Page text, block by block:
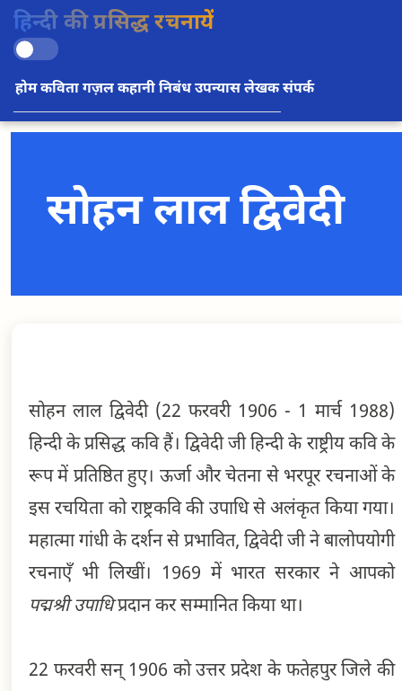
हिन्दी की प्रसिद्ध रचनायें
होमकवितागज़लकहानीनिबंधउपन्यासलेखकसंपर्क
सोहन लाल द्विवेदी
सोहन लाल द्विवेदी (22 फरवरी 1906 - 1 मार्च 1988)
हिन्दी के प्रसिद्ध कवि हैं। द्विवेदी जी हिन्दी के राष्ट्रीय कवि के
रूप में प्रतिष्ठित हुए। ऊर्जा और चेतना से भरपूर रचनाओं के
इस रचयिता को राष्ट्रकवि की उपाधि से अलंकृत किया गया।
महात्मा गांधी के दर्शन से प्रभावित, द्विवेदी जी ने बालोपयोगी
रचनाएँ भी लिखीं। 1969 में भारत सरकार ने आपको
पद्मश्री उपाधिप्रदान कर सम्मानित किया था।
22 फरवरी सन् 1906 को उत्तर प्रदेश के फतेहपुर जिले की